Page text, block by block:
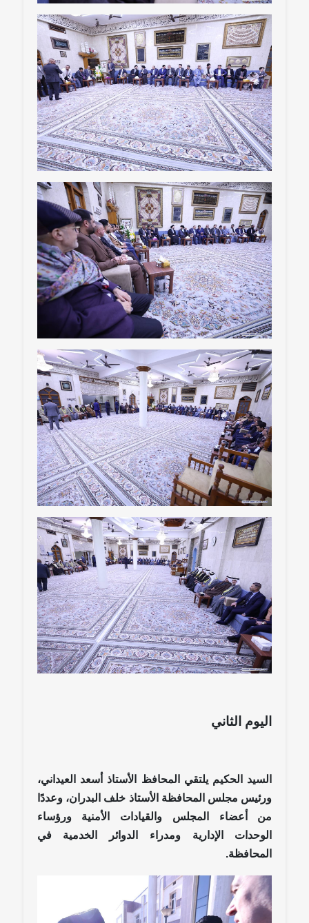
اليوم الثاني
السيد الحكيم يلتقي المحافظ الأستاذ أسعد العيداني،
ورئيس مجلس المحافظة الأستاذ خلف البدران، وعددًا
من أعضاء المجلس والقيادات الأمنية ورؤساء
الوحدات الإدارية ومدراء الدوائر الخدمية في
المحافظة.